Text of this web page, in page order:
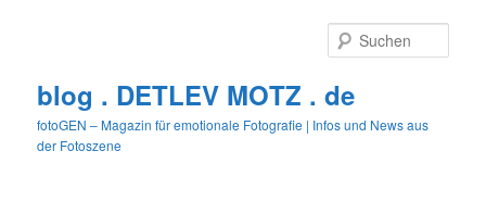
blog . DETLEV MOTZ . de
fotoGEN – Magazin für emotionale Fotografie | Infos und News aus
der Fotoszene